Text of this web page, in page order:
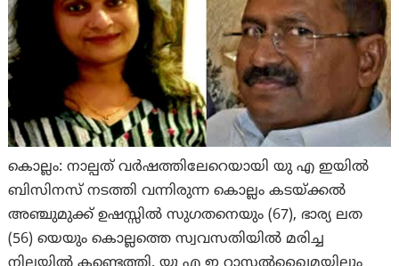
കൊല്ലം: നാല്പത് വര്‍ഷത്തിലേറെയായി യു എ ഇയില്‍
ബിസിനസ് നടത്തി വന്നിരുന്ന കൊല്ലം കടയ്ക്കല്‍
അഞ്ചുമുക്ക് ഉഷസ്സില്‍ സുഗതനെയും (67), ഭാര്യ ലത
(56) യെയും കൊല്ലത്തെ സ്വവസതിയില്‍ മരിച്ച